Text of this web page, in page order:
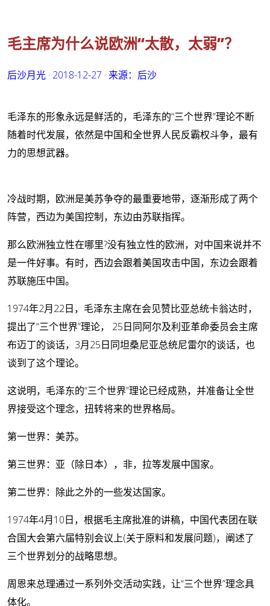
毛主席为什么说欧洲“太散，太弱”？
后沙月光 · 2018-12-27 · 来源： 后沙
毛泽东的形象永远是鲜活的，毛泽东的“三个世界”理论不断
随着时代发展，依然是中国和全世界人民反霸权斗争，最有
力的思想武器。
冷战时期，欧洲是美苏争夺的最重要地带，逐渐形成了两个
阵营，西边为美国控制，东边由苏联指挥。
那么欧洲独立性在哪里?没有独立性的欧洲，对中国来说并不
是一件好事。有时，西边会跟着美国攻击中国，东边会跟着
苏联施压中国。
1974年2月22日，毛泽东主席在会见赞比亚总统卡翁达时，
提出了“三个世界”理论， 25日同阿尔及利亚革命委员会主席
布迈丁的谈话，3月25日同坦桑尼亚总统尼雷尔的谈话，也
谈到了这个理论。
这说明，毛泽东的“三个世界”理论已经成熟，并准备让全世
界接受这个理念，扭转将来的世界格局。
第一世界：美苏。
第三世界：亚（除日本），非，拉等发展中国家。
第二世界：除此之外的一些发达国家。
1974年4月10日，根据毛主席批准的讲稿，中国代表团在联
合国大会第六届特别会议上(关于原料和发展问题)，阐述了
三个世界划分的战略思想。
周恩来总理通过一系列外交活动实践，让“三个世界”理念具
体化。